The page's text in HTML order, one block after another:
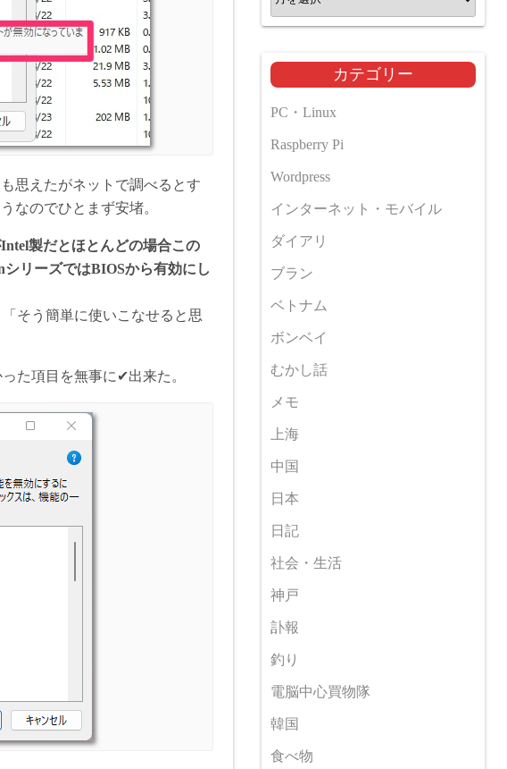
思えたがネットで調べるとす
なのでひとまず安堵。
製だとほとんどの場合この
リーズではBIOSから有効にし
そう簡単に使いこなせると思
た項目を無事に✔出来た。
ー
イ
ブ
カテゴリー
PC・Linux
Raspberry Pi
Wordpress
インターネット・モバイル
ダイアリ
ブラン
ベトナム
ボンベイ
むかし話
メモ
上海
中国
日本
日記
社会・生活
神戸
訃報
釣り
電脳中心買物隊
韓国
食べ物